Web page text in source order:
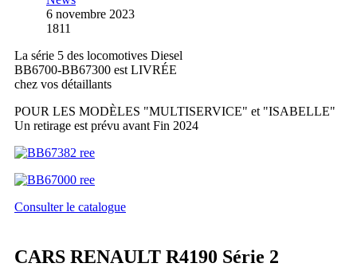
6 novembre 2023
1811
La série 5 des locomotives Diesel
BB6700-BB67300 est LIVRÉE
chez vos détaillants
POUR LES MODÈLES "MULTISERVICE" et "ISABELLE"
Un retirage est prévu avant Fin 2024
Consulter le catalogue
CARS RENAULT R4190 Série 2